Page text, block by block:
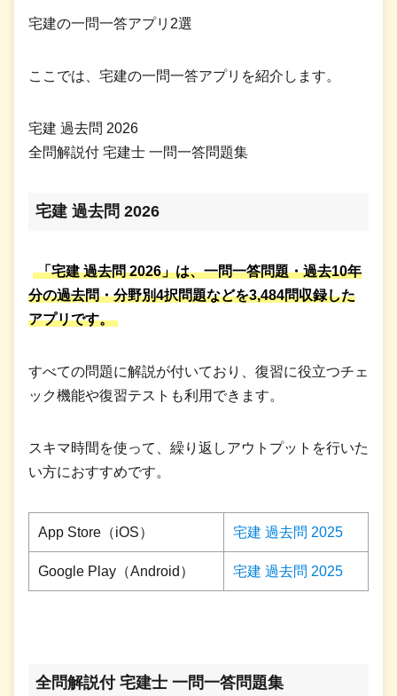
宅建の一問一答アプリ2選
ここでは、宅建の一問一答アプリを紹介します。
宅建 過去問 2026
全問解説付 宅建士 一問一答問題集
宅建 過去問 2026
「宅建 過去問 2026」は、一問一答問題・過去10年
分の過去問・分野別4択問題などを3,484問収録した
アプリです。
すべての問題に解説が付いており、復習に役立つチェ
ック機能や復習テストも利用できます。
スキマ時間を使って、繰り返しアウトプットを行いた
い方におすすめです。
App Store（iOS） 宅建 過去問 2025
Google Play（Android） 宅建 過去問 2025
全問解説付 宅建士 一問一答問題集